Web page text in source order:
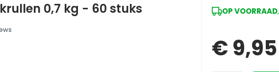
0,7 kg - 60 stuks OP VOORRAAD
€ 9,95